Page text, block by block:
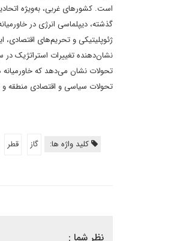
است. کشورهای غربی، به‌ویژه
گذشته، دیپلماسی انرژی در
ژئوپلیتیکی و تحریم‌های
نشان‌دهنده تغییرات استراتژیک
تحولات نشان می‌دهد که
تحولات سیاسی و اقتصادی منطقه و
کلید واژه ها: گاز قطر
نظر شما :